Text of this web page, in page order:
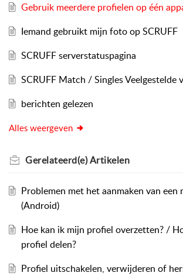
Gebruik meerdere profielen op één
Iemand gebruikt mijn foto op SCRUFF
SCRUFF serverstatuspagina
SCRUFF Match / Singles Veelgestelde
berichten gelezen
Alles weergeven
Gerelateerd(e)Artikelen
Problemen met het aanmaken van een
(Android)
Hoe kan ik mijn profiel overzetten? /
profiel delen?
Profiel uitschakelen, verwijderen of